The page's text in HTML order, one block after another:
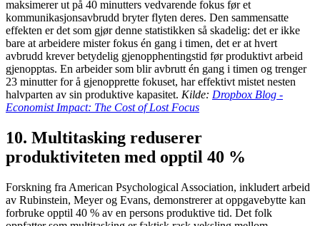
maksimerer ut på 40 minutters vedvarende fokus før et
kommunikasjonsavbrudd bryter flyten deres. Den sammensatte
effekten er det som gjør denne statistikken så skadelig: det er ikke
bare at arbeidere mister fokus én gang i timen, det er at hvert
avbrudd krever betydelig gjenopphentingstid før produktivt arbeid
gjenopptas. En arbeider som blir avbrutt én gang i timen og trenger
23 minutter for å gjenopprette fokuset, har effektivt mistet nesten
halvparten av sin produktive kapasitet. Kilde: Dropbox Blog -
Economist Impact: The Cost of Lost Focus
10. Multitasking reduserer
produktiviteten med opptil 40 %
Forskning fra American Psychological Association, inkludert arbeid
av Rubinstein, Meyer og Evans, demonstrerer at oppgavebytte kan
forbruke opptil 40 % av en persons produktive tid. Det folk